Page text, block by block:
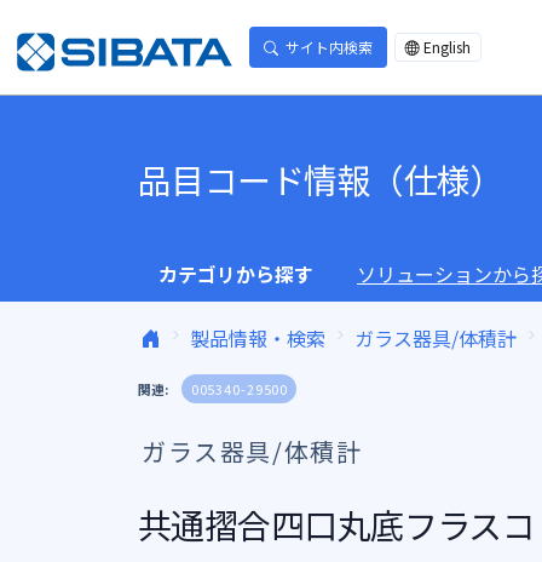
サイト内検索 English
品目コード情報（仕様）
カテゴリから探す ソリューションから
製品情報・検索 ガラス器具/体積計
関連: 005340-29500
ガラス器具/体積計
共通摺合四口丸底フラス